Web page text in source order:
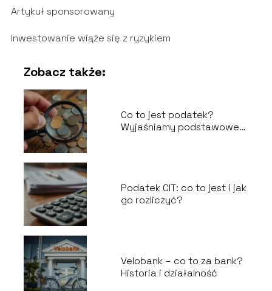
Artykuł sponsorowany
Inwestowanie wiąże się z ryzykiem
Zobacz także:
Co to jest podatek?
Wyjaśniamy podstawowe
Podatek CIT: co to jest i jak
go rozliczyć?
Velobank – co to za bank?
Historia i działalność